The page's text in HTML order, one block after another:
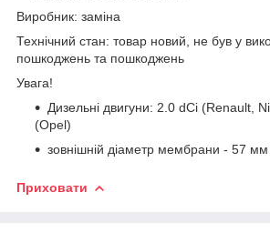
Виробник: заміна
Технічний стан: товар новий, не був у
пошкоджень та пошкоджень
Увага!
Дизельні двигуни: 2.0 dCi (Renault,
(Opel)
зовнішній діаметр мембрани - 57 мм
Приховати